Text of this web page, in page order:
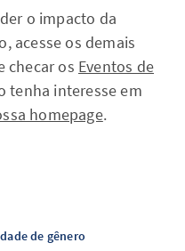
o impacto da
acesse os demais
checar os Eventos de
tenha interesse em
homepage.
de gênero